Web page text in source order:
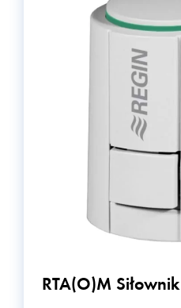
ciśnienia w systemach
zapewnieniu prawidłowego
systemów. W sumie,
oferuje różnorodne
zapewnieniu komfortu
zwiększeniu efektywności
RTA(O)M